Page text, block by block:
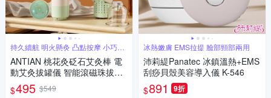
持久續航 明火懸灸 凸點按摩 小巧手
持
ANTIAN 桃花灸砭石艾灸棒 電
動艾灸拔罐儀 智能滾磁珠拔罐
按摩儀 吸罐艾灸器
$495 $549
冰熱嫩膚 EMS拉提 臉部頸部兩用
沛莉緹Panatec 冰鎮溫熱+EMS
刮痧貝殼美容導入儀 K-546
$891 9折